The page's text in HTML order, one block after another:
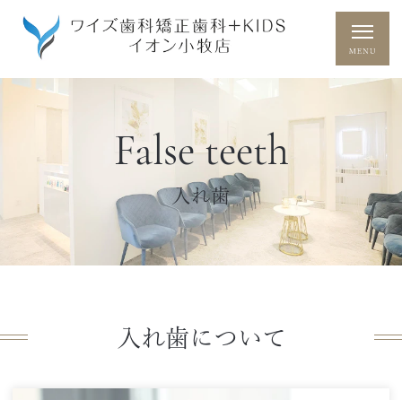
False teeth
入れ歯
入れ歯について